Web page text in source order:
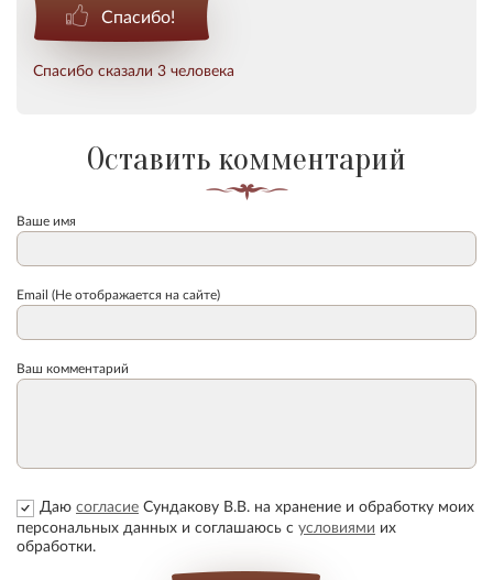
Спасибо!
Спасибо сказали 3 человека
Оставить комментарий
Ваше имя
Email (Не отображается на сайте)
Ваш комментарий
Даю согласие Сундакову В.В. на хранение и обработку моих
персональных данных и соглашаюсь с условиями их
обработки.